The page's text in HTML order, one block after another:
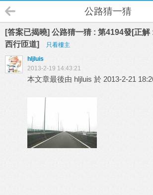
公路猜一猜
[答案已揭曉] 公路猜一猜 : 第4194發[正解
西行匝道]
只看樓主
hljluis
2013-2-19 14:43:21
本文章最後由 hljluis 於 2013-2-21